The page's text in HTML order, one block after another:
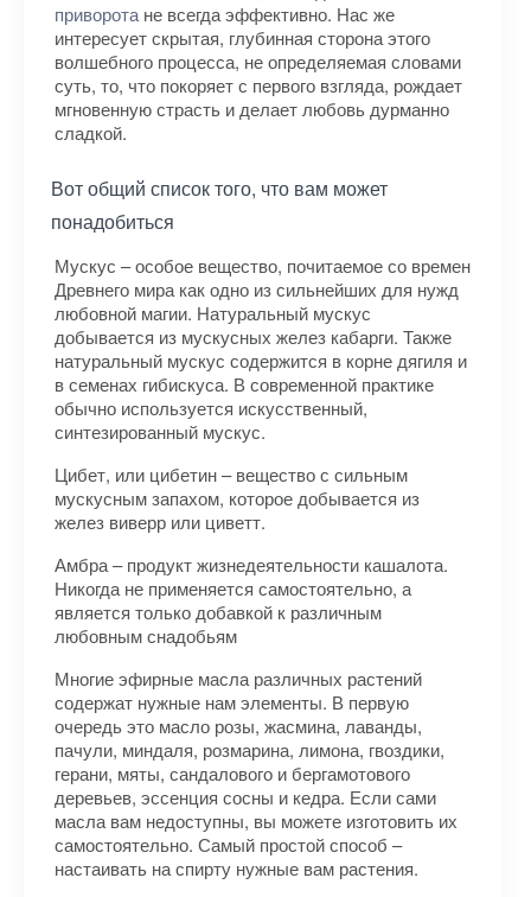
приворота не всегда эффективно. Нас же
интересует скрытая, глубинная сторона этого
волшебного процесса, не определяемая словами
суть, то, что покоряет с первого взгляда, рождает
мгновенную страсть и делает любовь дурманно
сладкой.
Вот общий список того, что вам может
понадобиться
Мускус – особое вещество, почитаемое со времен
Древнего мира как одно из сильнейших для нужд
лю­бовной магии. Натуральный мускус
добывается из мускусных желез кабарги. Также
натуральный мускус содержится в корне дягиля и
в семенах гибискуса. В современной практике
обычно используется ис­кусственный,
синтезированный мускус.
Цибет, или цибетин – вещество с сильным
мускусным запахом, которое добывается из
желез виверр или циветт.
Амбра – продукт жизнедеятельности кашалота.
Никогда не применяется самостоятельно, а
является только добавкой к различным
любовным снадобьям
Многие эфирные масла различных растений
содержат нужные нам элементы. В первую
очередь это масло розы, жасмина, лаванды,
пачули, миндаля, розмарина, лимона, гвоздики,
герани, мяты, сандалового и бергамотового
деревьев, эссенция сосны и кедра. Если сами
масла вам недоступны, вы можете изготовить их
самостоятельно. Самый простой способ –
настаивать на спирту нужные вам растения.